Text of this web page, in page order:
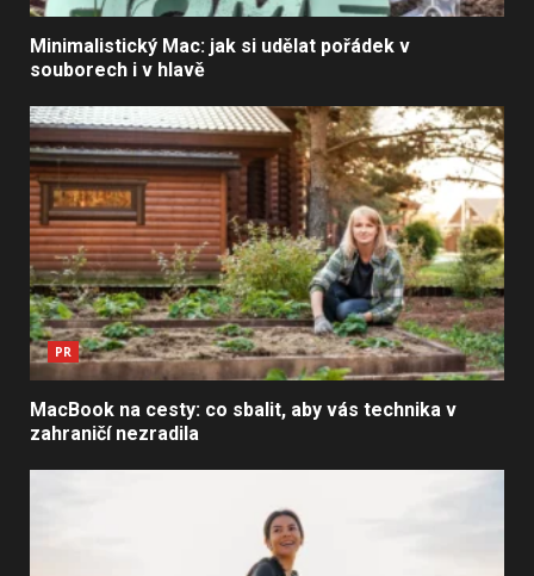
Minimalistický Mac: jak si udělat pořádek v
souborech i v hlavě
PR
MacBook na cesty: co sbalit, aby vás technika v
zahraničí nezradila